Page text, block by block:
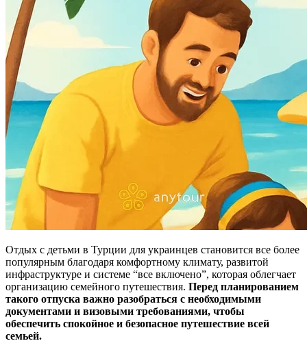
Отдых с детьми в Турции для украинцев становится все более
популярным благодаря комфортному климату, развитой
инфраструктуре и системе “все включено”, которая облегчает
организацию семейного путешествия. Перед планированием
такого отпуска важно разобраться с необходимыми
документами и визовыми требованиями, чтобы
обеспечить спокойное и безопасное путешествие всей
семьей.